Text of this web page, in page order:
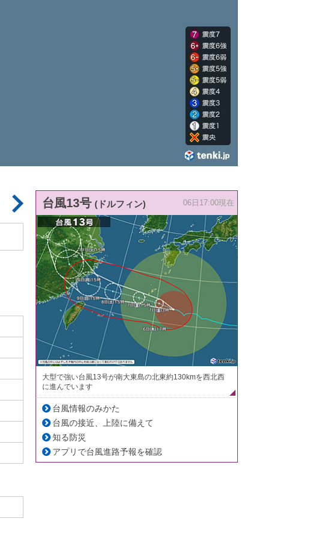
台風13号 (ドルフィン) 06日17:00現在
大型で強い台風13号が南大東島の北東約130kmを西北西
に進んでいます
台風情報のみかた
台風の接近、上陸に備えて
知る防災
アプリで台風進路予報を確認